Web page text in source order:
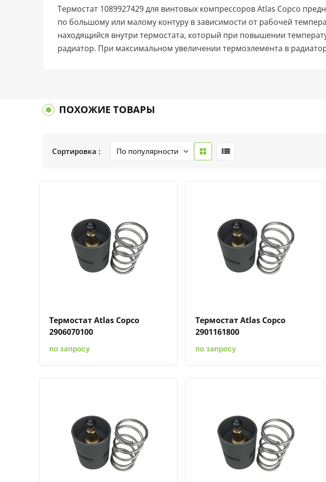
Термостат 1089927429 для винтовых компрессоров Atlas Copco
по большому или малому контуру в зависимости от рабочей
находящийся внутри термостата, который при повышении
радиатор. При максимальном увеличении термоэлемента в
ПОХОЖИЕ ТОВАРЫ
Сортировка :
Быстрый просмотрДобавить к сравнениюДобавить в избранное
Термостат Atlas Copco
2906070100
по запросу
Быстрый просмотрДобавить к сравнениюДобавить в избранное
Термостат Atlas Copco
2901161800
по запросу
Быстрый просмотрДобавить к сравнениюДобавить в избранное Быстрый просмотрДобавить к сравнениюДобавить в избранное